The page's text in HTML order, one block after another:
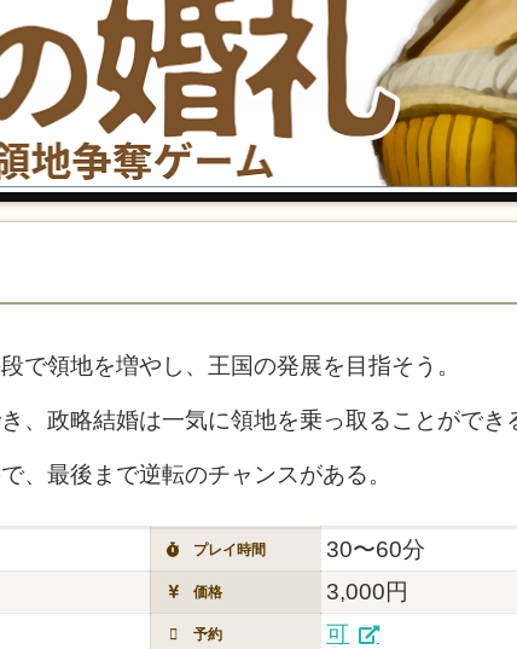
領地を増やし、王国の発展を目指そう。
、政略結婚は一気に領地を乗っ取ることができ
、最後まで逆転のチャンスがある。
プレイ時間 30〜60分
価格 3,000円
予約 可